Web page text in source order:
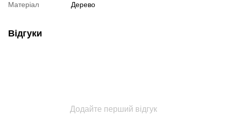
Матеріал Дерево
Відгуки
Додайте перший відгук